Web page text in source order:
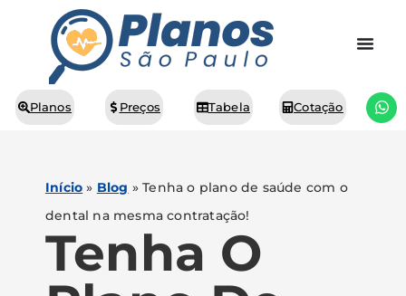
Planos Preços Tabela Cotação
Início » Blog »Tenha o plano de saúde com o
dental na mesma contratação!
Tenha O